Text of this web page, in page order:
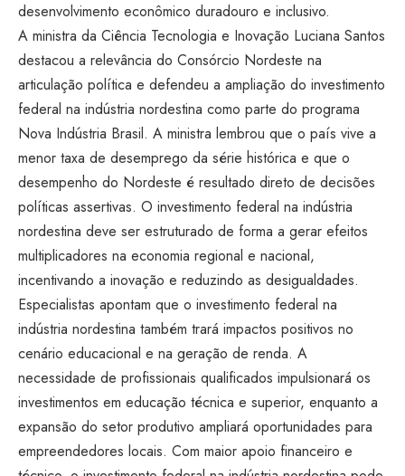
desenvolvimento econômico duradouro e inclusivo.
A ministra da Ciência Tecnologia e Inovação Luciana Santos
destacou a relevância do Consórcio Nordeste na
articulação política e defendeu a ampliação do investimento
federal na indústria nordestina como parte do programa
Nova Indústria Brasil. A ministra lembrou que o país vive a
menor taxa de desemprego da série histórica e que o
desempenho do Nordeste é resultado direto de decisões
políticas assertivas. O investimento federal na indústria
nordestina deve ser estruturado de forma a gerar efeitos
multiplicadores na economia regional e nacional,
incentivando a inovação e reduzindo as desigualdades.
Especialistas apontam que o investimento federal na
indústria nordestina também trará impactos positivos no
cenário educacional e na geração de renda. A
necessidade de profissionais qualificados impulsionará os
investimentos em educação técnica e superior, enquanto a
expansão do setor produtivo ampliará oportunidades para
empreendedores locais. Com maior apoio financeiro e